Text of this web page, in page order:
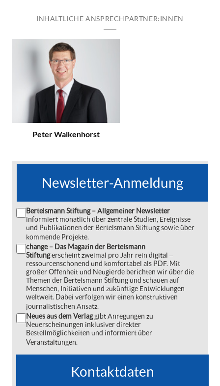
INHALTLICHE ANSPRECHPARTNER:INNEN
Peter Walkenhorst
Newsletter-Anmeldung
Bertelsmann Stiftung – Allgemeiner Newsletter
informiert monatlich über zentrale Studien, Ereignisse
und Publikationen der Bertelsmann Stiftung sowie über
kommende Projekte.
change – Das Magazin der Bertelsmann
Stiftungerscheint zweimal pro Jahr rein digital ‒
ressourcenschonend und komfortabel als PDF. Mit
großer Offenheit und Neugierde berichten wir über die
Themen der Bertelsmann Stiftung und schauen auf
Menschen, Initiativen und zukünftige Entwicklungen
weltweit. Dabei verfolgen wir einen konstruktiven
journalistischen Ansatz.
Neues aus dem Verlaggibt Anregungen zu
Neuerscheinungen inklusiver direkter
Bestellmöglichkeiten und informiert über
Veranstaltungen.
Kontaktdaten